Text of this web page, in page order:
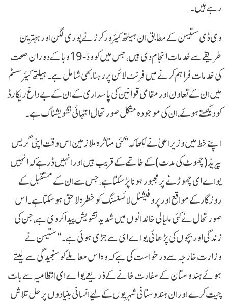
رہے ہیں۔
وی ڈی ستیسن کے مطابق ان ہیلتھ کیئر ورکرز نے پوری لگن اور بہترین
طریقے سے خدمات انجام دی ہیں، جس میں کووڈ-19 وبا کے دوران صحت
کی خدمات فراہم کرنے میں فرنٹ لائن پر رہنا بھی شامل ہے۔ ہیلتھ کیئر سسٹم
میں ان کے تعاون اور مقامی قوانین کی پاسداری کے ان کے بے داغ ریکارڈ
کو دیکھتے ہوئے، ان کی موجودہ مشکل صورتحال انتہائی تشویشناک ہے۔
اپنے خط میں وزیر اعلیٰ نے لکھا کہ ’’کئی متاثرہ ملازمین اس وقت اپنی گریس
پیریڈ (چھوٹ کی مدت) کے خاتمے کے قریب ہیں اور انہیں ڈر ہے کہ انہیں
یو اے ای چھوڑنے پر مجبور ہونا پڑ سکتا ہے، جس سے ان کے مستقبل کے
روزگار کے مواقع اور پروفیشنل لائسنسنگ کو خطرہ لاحق ہو سکتا ہے۔ اس
صورتحال نے کئی ملیالی خاندانوں میں شدید تشویش پیدا کر دی ہے، جن کی
زندگی اور بچوں کی پڑھائی یو اے ای سے جڑی ہوئی ہے۔‘‘ ستیسن نے
وزارت خارجہ سے درخواست کی ہے کہ وہ اس معاملے کو سنجیدگی سے لیتے
ہوئے ہندوستان کے سفارت خانے کے ذریعے یو اے ای انتظامیہ سے بات
چیت کرے اور ان ہندوستانی شہریوں کے لیے انسانی بنیادوں پر حل تلاش